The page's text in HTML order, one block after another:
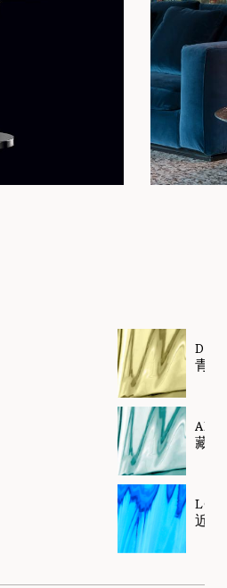
DK
青榄
AK
藏青
LQ
近蓝